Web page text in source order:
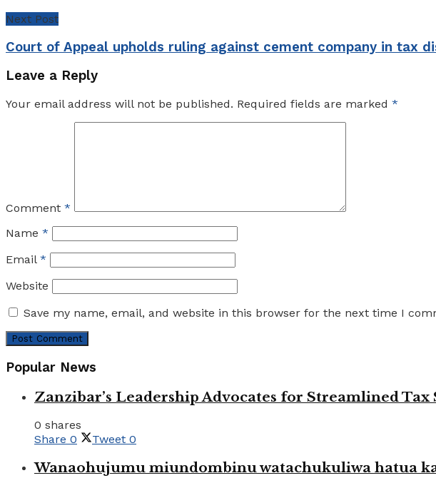
Next Post
Court of Appeal upholds ruling against cement company in tax
Leave a Reply
Your email address will not be published. Required fields are marked *
Comment *
Name *
Email *
Website
Save my name, email, and website in this browser for the next time I
Popular News
Zanzibar’s Leadership Advocates for Streamlined
0 shares
Share 0 Tweet 0
Wanaohujumu miundombinu watachukuliwa hatua